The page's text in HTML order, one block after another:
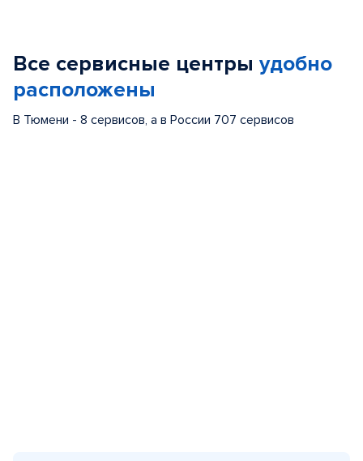
Все сервисные центры удобно
расположены
В Тюмени - 8 сервисов, а в России 707 сервисов